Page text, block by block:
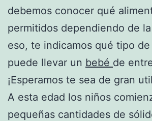
debemos conocer qué
permitidos dependiendo de
eso, te indicamos qué tipo
puede llevar un bebé de
¡Esperamos te sea de gran
A esta edad los niños
pequeñas cantidades de